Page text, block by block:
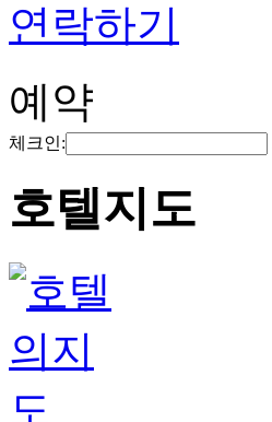
연락하기
예약
체크인:
호텔지도